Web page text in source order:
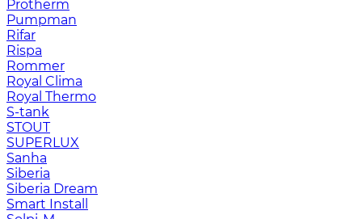
Protherm
Pumpman
Rifar
Rispa
Rommer
Royal Clima
Royal Thermo
S-tank
STOUT
SUPERLUX
Sanha
Siberia
Siberia Dream
Smart Install